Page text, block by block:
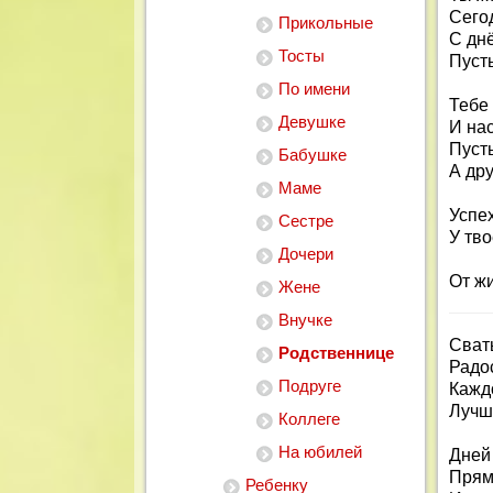
Прикольные
Тосты
По имени
Девушке
Бабушке
Маме
Сестре
Дочери
Жене
Внучке
Родственнице
Подруге
Коллеге
На юбилей
Ребенку
С
Тебе
И
А
У
От
Дней